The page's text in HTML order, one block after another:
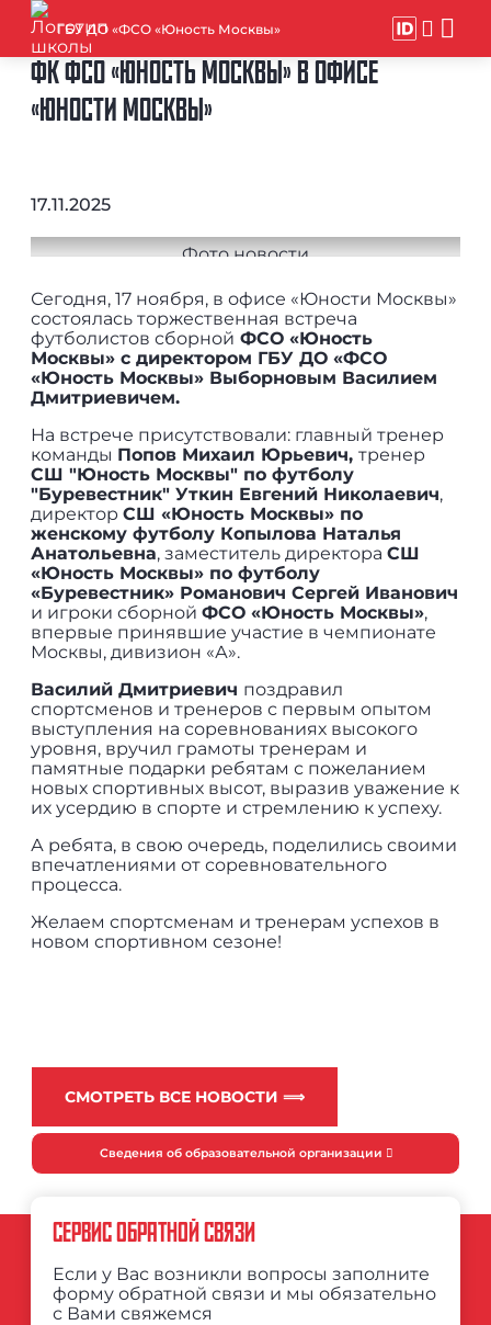
ГБУ ДО «ФСО «Юность Москвы»
ФК ФСО «ЮНОСТЬ МОСКВЫ» В ОФИСЕ
«ЮНОСТИ МОСКВЫ»
17.11.2025
Сегодня, 17 ноября, в офисе «Юности Москвы»
состоялась торжественная встреча
футболистов сборной ФСО «Юность
Москвы» с директором ГБУ ДО «ФСО
«Юность Москвы» Выборновым Василием
Дмитриевичем.
На встрече присутствовали: главный тренер
команды Попов Михаил Юрьевич,тренер
СШ "Юность Москвы" по футболу
"Буревестник"Уткин Евгений Николаевич,
директорСШ «Юность Москвы» по
женскому футболу Копылова Наталья
Анатольевна, заместитель директораСШ
«Юность Москвы» по футболу
«Буревестник» Романович Сергей Иванович
и игроки сборнойФСО «Юность Москвы»,
впервые принявшие участие в чемпионате
Москвы, дивизион «А».
Василий Дмитриевич поздравил
спортсменов и тренеров с первым опытом
выступления на соревнованиях высокого
уровня, вручил грамоты тренерам и
памятные подарки ребятам с пожеланием
новых спортивных высот, выразив уважение к
их усердию в спорте и стремлению к успеху.
А ребята, в свою очередь, поделились своими
впечатлениями от соревновательного
процесса.
Желаем спортсменам и тренерам успехов в
новом спортивном сезоне!
СМОТРЕТЬ ВСЕ НОВОСТИ ⟹
Сведения об образовательной организации
СЕРВИС ОБРАТНОЙ СВЯЗИ
Если у Вас возникли вопросы заполните
форму обратной связи и мы обязательно
с Вами свяжемся